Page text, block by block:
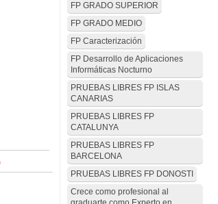
FP GRADO SUPERIOR
FP GRADO MEDIO
FP Caracterización
FP Desarrollo de Aplicaciones
Informáticas Nocturno
PRUEBAS LIBRES FP ISLAS
CANARIAS
PRUEBAS LIBRES FP
CATALUNYA
PRUEBAS LIBRES FP
BARCELONA
PRUEBAS LIBRES FP DONOSTI
Crece como profesional al